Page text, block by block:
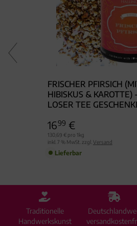
FRISCHER PFIRSICH
HIBISKUS & KAROTTE)
LOSER TEE
1699 €
130,69 € pro 1kg
inkl. 7 % MwSt. zzgl. Versand
Lieferbar
Traditionelle
Handwerkskunst